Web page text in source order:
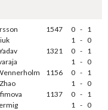
1547 0 - 1
1 - 0
1321 0 - 1
1 - 0
1156 0 - 1
1 - 0
1137 0 - 1
1 - 0